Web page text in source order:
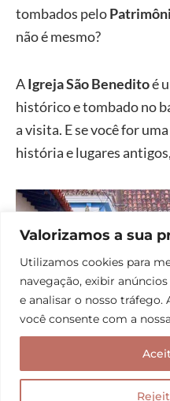
Valorizamos a sua
Utilizamos cookies para
navegação, exibir
e analisar o nosso tráfego.
você consente com a
tombados pelo
não é mesmo?
AIgreja São Beneditoé
histórico e tombado no
a visita. E se você for
história e lugares